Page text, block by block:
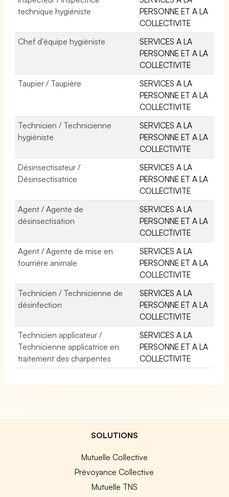
technique hygiéniste
PERSONNE ET A LA
COLLECTIVITE
Chef d'équipe hygiéniste
SERVICES A LA
PERSONNE ET A LA
COLLECTIVITE
Taupier / Taupière
SERVICES A LA
PERSONNE ET A LA
COLLECTIVITE
Technicien / Technicienne
hygiéniste
SERVICES A LA
PERSONNE ET A LA
COLLECTIVITE
Désinsectisateur /
Désinsectisatrice
SERVICES A LA
PERSONNE ET A LA
COLLECTIVITE
Agent / Agente de
désinsectisation
SERVICES A LA
PERSONNE ET A LA
COLLECTIVITE
Agent / Agente de mise en
fourrière animale
SERVICES A LA
PERSONNE ET A LA
COLLECTIVITE
Technicien / Technicienne de
désinfection
SERVICES A LA
PERSONNE ET A LA
COLLECTIVITE
Technicien applicateur /
Technicienne applicatrice en
traitement des charpentes
SERVICES A LA
PERSONNE ET A LA
COLLECTIVITE
SOLUTIONS
Mutuelle Collective
Prévoyance Collective
Mutuelle TNS